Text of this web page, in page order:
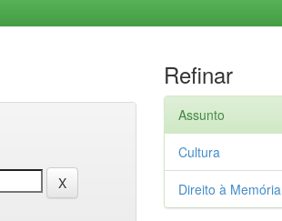
Refinar
Assunto
Cultura
Direito à Memória